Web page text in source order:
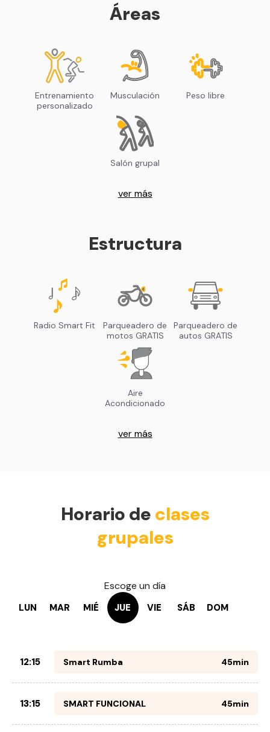
Áreas
Entrenamiento
personalizado
Musculación Peso libre
Salón grupal
ver más
Estructura
Radio Smart Fit
Parqueadero de
motos GRATIS
Parqueadero de
autos GRATIS
Aire
Acondicionado
ver más
Horario de clases
grupales
Escoge un día
LUN MAR MIÉ JUE VIE SÁB DOM
12:15 Smart Rumba 45min
13:15 SMART FUNCIONAL 45min